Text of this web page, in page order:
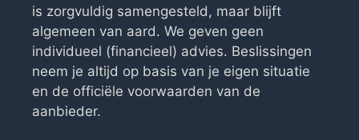
is zorgvuldig samengesteld, maar blijft
algemeen van aard. We geven geen
individueel (financieel) advies. Beslissingen
neem je altijd op basis van je eigen situatie
en de officiële voorwaarden van de
aanbieder.